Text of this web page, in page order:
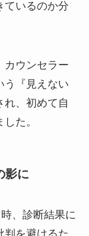
ているのか分
カウンセラー
う『見えない
れ、初めて自
た。
影に
、診断結果に